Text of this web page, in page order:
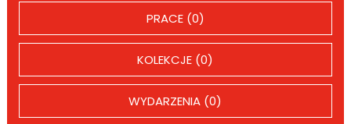
PRACE (0)
KOLEKCJE (0)
WYDARZENIA (0)